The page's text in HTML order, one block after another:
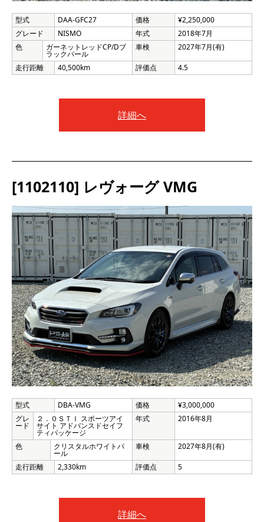
型式 DAA-GFC27 価格
¥2,250,000
グレード
NISMO 年式
2018年7月
色
ガーネットレッドCP/Dブ
ラックパール
車検 2027年7月(有)
走行距離 40,500km 評価点 4.5
詳細へ
[1102110] レヴォーグ VMG
型式 DBA-VMG 価格
¥3,000,000
グレ
ード
２．０ＳＴＩ スポーツアイ
サイト アドバンスドセイフ
ティパッケージ
年式 2016年8月
色 クリスタルホワイトパ
ール
車検 2027年8月(有)
走行距離 2,330km 評価点 5
詳細へ